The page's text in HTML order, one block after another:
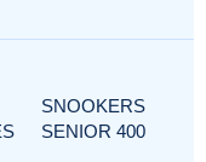
SNOOKERS
SENIOR 400